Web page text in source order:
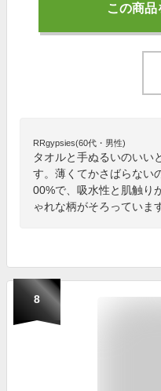
この商品
RRgypsies(60代・男性)
タオルと手ぬるいのいい
す。薄くてかさばらない
00%で、吸水性と肌触り
ゃれな柄がそろっていま
8